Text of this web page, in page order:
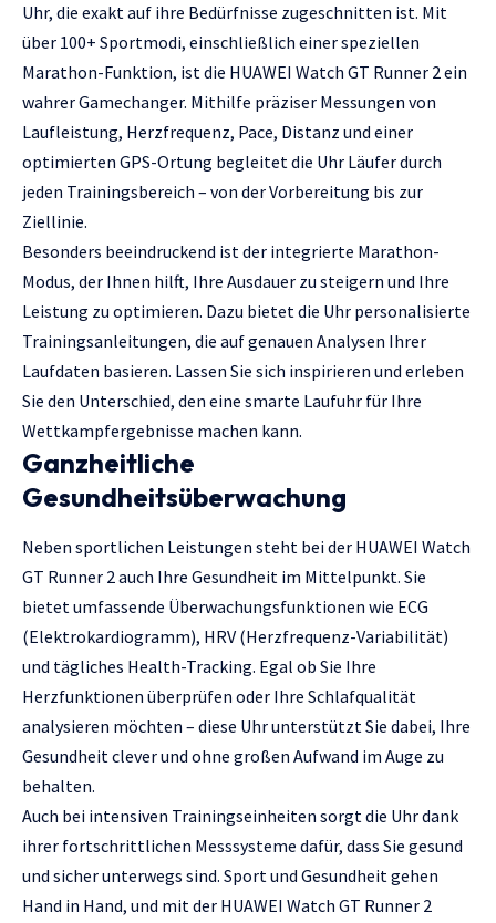
Uhr, die exakt auf ihre Bedürfnisse zugeschnitten ist. Mit
über 100+ Sportmodi, einschließlich einer speziellen
Marathon-Funktion, ist die HUAWEI Watch GT Runner 2 ein
wahrer Gamechanger. Mithilfe präziser Messungen von
Laufleistung, Herzfrequenz, Pace, Distanz und einer
optimierten GPS-Ortung begleitet die Uhr Läufer durch
jeden Trainingsbereich – von der Vorbereitung bis zur
Ziellinie.
Besonders beeindruckend ist der integrierte Marathon-
Modus, der Ihnen hilft, Ihre Ausdauer zu steigern und Ihre
Leistung zu optimieren. Dazu bietet die Uhr personalisierte
Trainingsanleitungen, die auf genauen Analysen Ihrer
Laufdaten basieren. Lassen Sie sich inspirieren und erleben
Sie den Unterschied, den eine smarte Laufuhr für Ihre
Wettkampfergebnisse machen kann.
Ganzheitliche
Gesundheitsüberwachung
Neben sportlichen Leistungen steht bei der HUAWEI Watch
GT Runner 2 auch Ihre Gesundheit im Mittelpunkt. Sie
bietet umfassende Überwachungsfunktionen wie ECG
(Elektrokardiogramm), HRV (Herzfrequenz-Variabilität)
und tägliches Health-Tracking. Egal ob Sie Ihre
Herzfunktionen überprüfen oder Ihre Schlafqualität
analysieren möchten – diese Uhr unterstützt Sie dabei, Ihre
Gesundheit clever und ohne großen Aufwand im Auge zu
behalten.
Auch bei intensiven Trainingseinheiten sorgt die Uhr dank
ihrer fortschrittlichen Messsysteme dafür, dass Sie gesund
und sicher unterwegs sind. Sport und Gesundheit gehen
Hand in Hand, und mit der HUAWEI Watch GT Runner 2